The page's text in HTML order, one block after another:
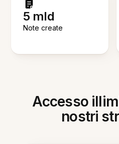
5 mld
Note create
Accesso
nostri